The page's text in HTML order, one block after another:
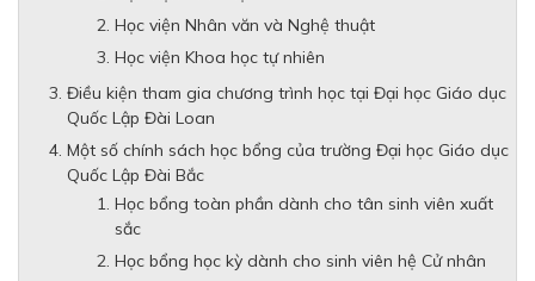
Học viện Nhân văn và Nghệ thuật
Học viện Khoa học tự nhiên
Điều kiện tham gia chương trình học tại Đại học Giáo dục
Quốc Lập Đài Loan
Một số chính sách học bổng của trường Đại học Giáo dục
Quốc Lập Đài Bắc
Học bổng toàn phần dành cho tân sinh viên xuất
sắc
Học bổng học kỳ dành cho sinh viên hệ Cử nhân